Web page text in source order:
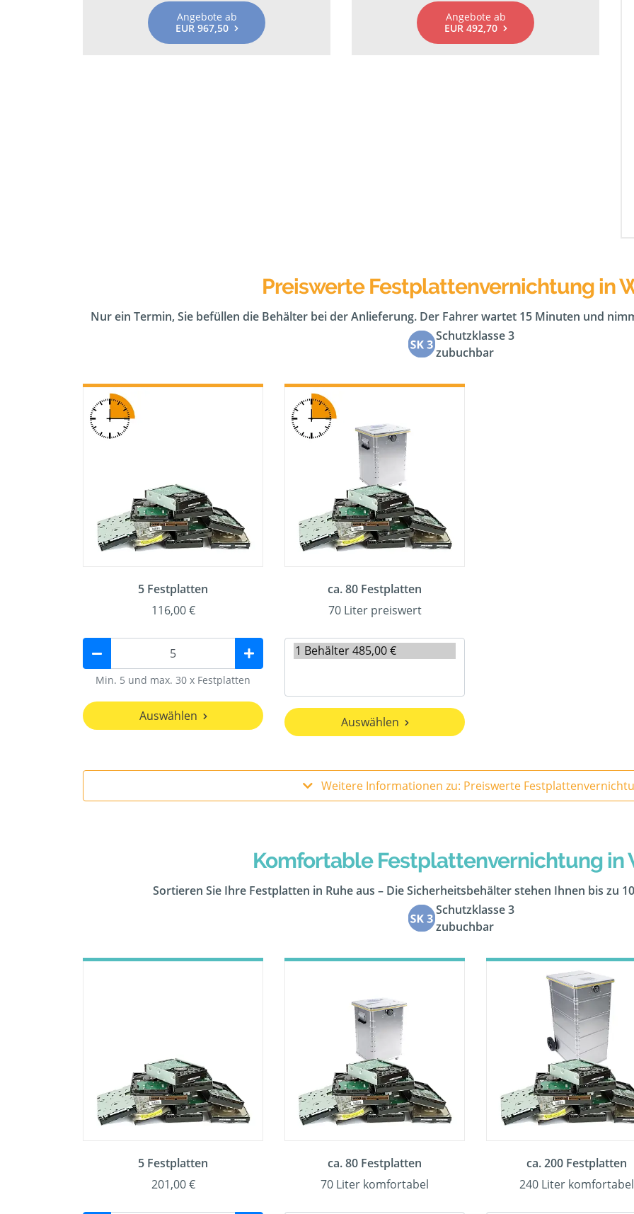
Angebote ab
EUR 967,50
Angebote ab
EUR 492,70
Preiswerte Festplattenvernichtung in
Nur ein Termin, Sie befüllen die Behälter bei der Anlieferung. Der Fahrer wartet 15 Minuten und
Schutzklasse 3
zubuchbar
5 Festplatten
116,00 €
Min. 5 und max. 30 x Festplatten
Auswählen
ca. 80 Festplatten
70 Liter preiswert
Auswählen
Weitere Informationen zu: Preiswerte
Komfortable Festplattenvernichtung in
Sortieren Sie Ihre Festplatten in Ruhe aus – Die Sicherheitsbehälter stehen Ihnen bis zu
Schutzklasse 3
zubuchbar
5 Festplatten
201,00 €
ca. 80 Festplatten
70 Liter komfortabel
ca. 200 Festplatten
240 Liter komfortabel